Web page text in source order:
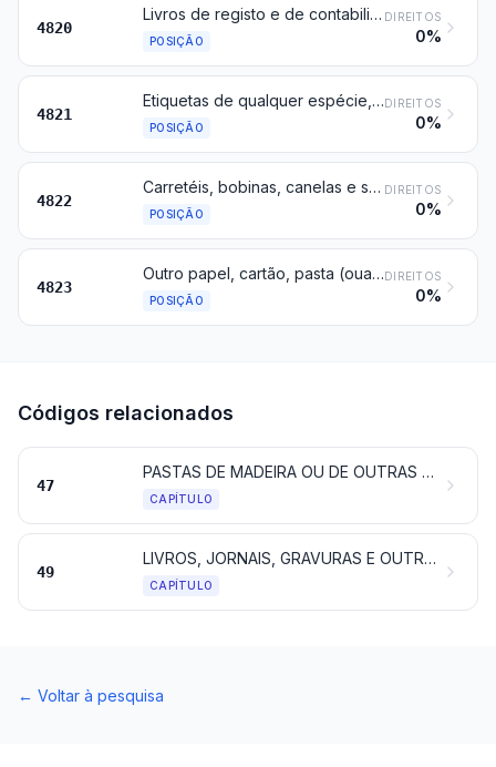
4820
Livros de registo e de contabilidade, blocos de notas, de encomendas, de recibos, de apontamentos, de papel para cartas, agendas e artigos semelhantes, cadernos, classificadores, encadernações (de folhas soltas ou outras), capas de processos e outros artigos escolares, de escritório ou de papelaria, incluindo os formulários em blocos de papel múltiplas vias, mesmo com folhas intercaladas de papel químico (papel-carbono), de papel ou cartão; álbuns para amostras ou para coleções e capas para livros, de papel ou cartão
POSIÇÃO
DIREITOS
0%
4821
Etiquetas de qualquer espécie, de papel ou cartão, impressas ou não
POSIÇÃO
DIREITOS
0%
4822
Carretéis, bobinas, canelas e suportes semelhantes, de pasta de papel, papel ou cartão, mesmo perfurados ou endurecidos
POSIÇÃO
DIREITOS
0%
4823
Outro papel, cartão, pasta (ouate) de celulose e mantas de fibras de celulose, cortados em forma própria; outras obras de pasta de papel, papel, cartão, pasta (ouate) de celulose ou de mantas de fibras de celulose
POSIÇÃO
DIREITOS
0%
Códigos relacionados
47
PASTAS DE MADEIRA OU DE OUTRAS MATÉRIAS FIBROSAS CELULÓSICAS; PAPEL OU CARTÃO PARA RECICLAR (DESPERDÍCIOS E RESÍDUOS)
CAPÍTULO
49
LIVROS, JORNAIS, GRAVURAS E OUTROS PRODUTOS DAS INDÚSTRIAS GRÁFICAS; TEXTOS MANUSCRITOS OU DATILOGRAFADOS, PLANOS E PLANTAS
CAPÍTULO
← Voltar à pesquisa